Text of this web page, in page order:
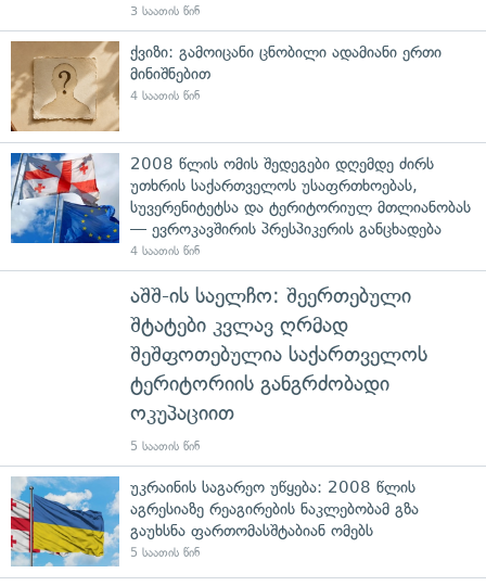
3 საათის წინ
ქვიზი: გამოიცანი ცნობილი ადამიანი ერთი
მინიშნებით
4 საათის წინ
2008 წლის ომის შედეგები დღემდე ძირს
უთხრის საქართველოს უსაფრთხოებას,
სუვერენიტეტსა და ტერიტორიულ მთლიანობას
— ევროკავშირის პრესპიკერის განცხადება
4 საათის წინ
აშშ-ის საელჩო: შეერთებული
შტატები კვლავ ღრმად
შეშფოთებულია საქართველოს
ტერიტორიის განგრძობადი
ოკუპაციით
5 საათის წინ
უკრაინის საგარეო უწყება: 2008 წლის
აგრესიაზე რეაგირების ნაკლებობამ გზა
გაუხსნა ფართომასშტაბიან ომებს
5 საათის წინ